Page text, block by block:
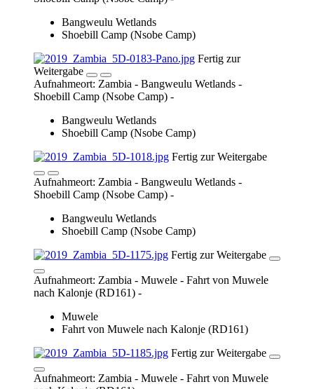
Aufnahmeort: Zambia - Bangweulu Wetlands -
Shoebill Camp (Nsobe Camp) -
Bangweulu Wetlands
Shoebill Camp (Nsobe Camp)
Fertig zur Weitergabe
Aufnahmeort: Zambia - Muwele - Fahrt von Muwele
nach Kalonje (RD161) -
Muwele
Fahrt von Muwele nach Kalonje (RD161)
Fertig zur Weitergabe
Aufnahmeort: Zambia - Muwele - Fahrt von Muwele
nach Kalonje (RD161) -
Muwele
Fahrt von Muwele nach Kalonje (RD161)
Fertig zur Weitergabe
Aufnahmeort: Zambia - Muwele - Fahrt von Muwele
nach Kalonje (RD161) -
Muwele
Fahrt von Muwele nach Kalonje (RD161)
Fertig zur Weitergabe